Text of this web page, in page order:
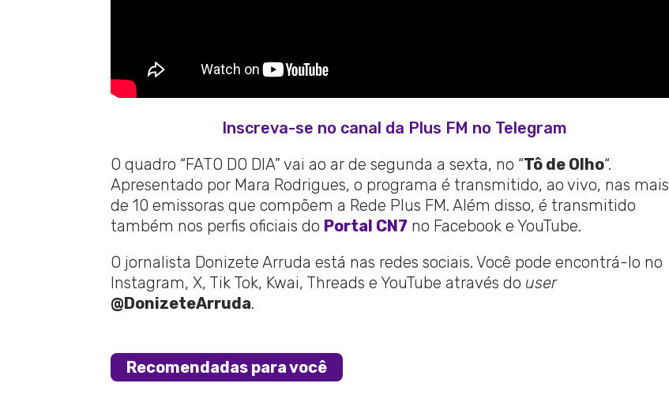
Inscreva-se no canal da Plus FM no Telegram
O quadro “FATO DO DIA” vai ao ar de segunda a sexta, no “Tô de Olho“.
Apresentado por Mara Rodrigues, o programa é transmitido, ao vivo, nas mais
de 10 emissoras que compõem a Rede Plus FM. Além disso, é transmitido
também nos perfis oficiais do Portal CN7 no Facebook e YouTube.
O jornalista Donizete Arruda está nas redes sociais. Você pode encontrá-lo no
Instagram, X, Tik Tok, Kwai, Threads e YouTube através do user
@DonizeteArruda.
Recomendadas para você